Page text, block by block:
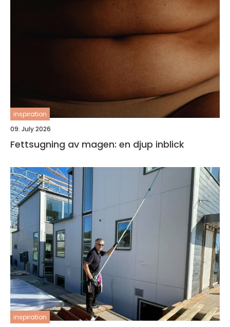
inspiration
09. July 2026
Fettsugning av magen: en djup inblick
inspiration